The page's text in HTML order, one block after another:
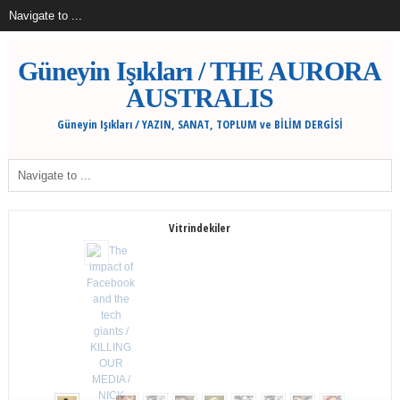
Güneyin Işıkları / THE AURORA
AUSTRALIS
Güneyin Işıkları / YAZIN, SANAT, TOPLUM ve BİLİM DERGİSİ
Vitrindekiler